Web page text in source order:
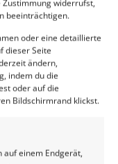
widerrufst,
beeinträchtigen.
oder eine detaillierte
dieser Seite
ändern,
indem du die
oder auf die
Bildschirmrand klickst.
einem Endgerät,